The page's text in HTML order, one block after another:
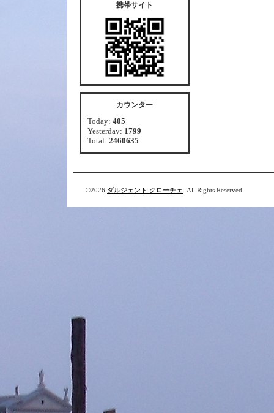
携帯サイト
カウンター
Today: 405
Yesterday: 1799
Total: 2460635
©2026 ダルジェント クローチェ . All Rights Reserved.